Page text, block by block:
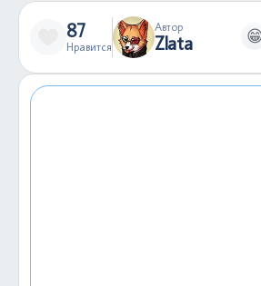
87
Нравится
Автор
Zlata